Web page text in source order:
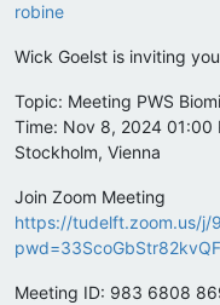
robine
Wick Goelst is inviting
Topic: Meeting PWS
Time: Nov 8, 2024 01:00
Stockholm, Vienna
Join Zoom Meeting
https://tudelft.zoom.us/j/
Meeting ID: 983 6808